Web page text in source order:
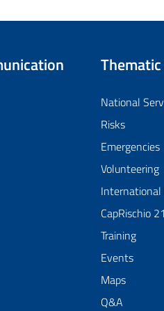
National
Risks
Emergencies
Volunteering
CapRischio
Training
Events
Maps
Q&A